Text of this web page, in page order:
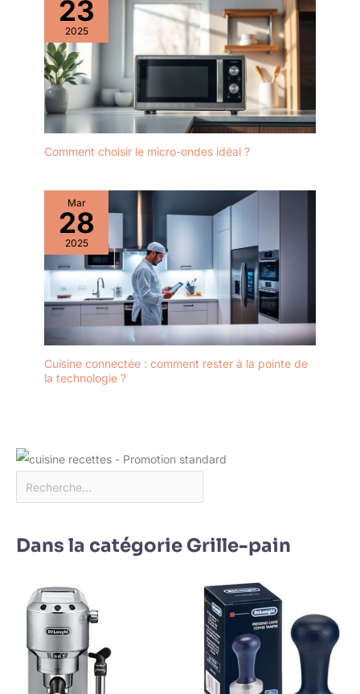
23
2025
Comment choisir le micro-ondes idéal ?
Mar
28
2025
Cuisine connectée : comment rester à la pointe de
la technologie ?
Dans la catégorie Grille-pain